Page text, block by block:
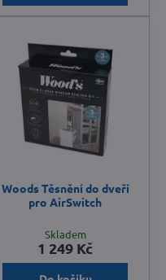
Woods Těsnění do dveří
pro AirSwitch
Skladem
1 249 Kč